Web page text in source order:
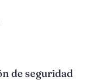
de seguridad